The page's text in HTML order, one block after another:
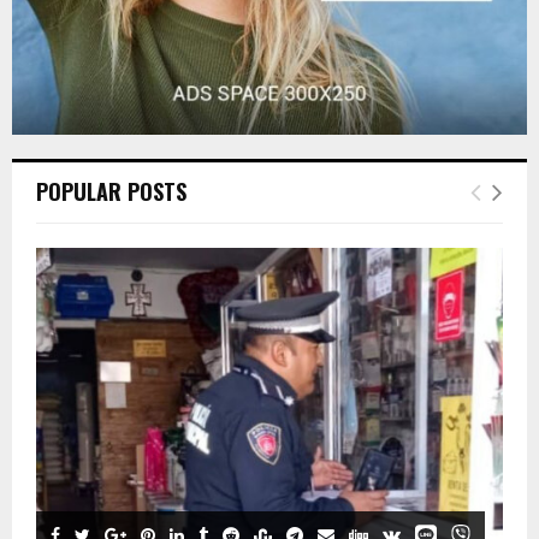
POPULAR POSTS